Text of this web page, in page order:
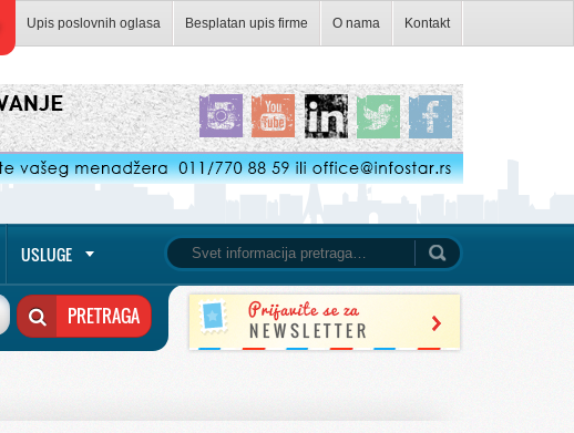
Upis poslovnih oglasa Besplatan upis firme O nama Kontakt
USLUGE